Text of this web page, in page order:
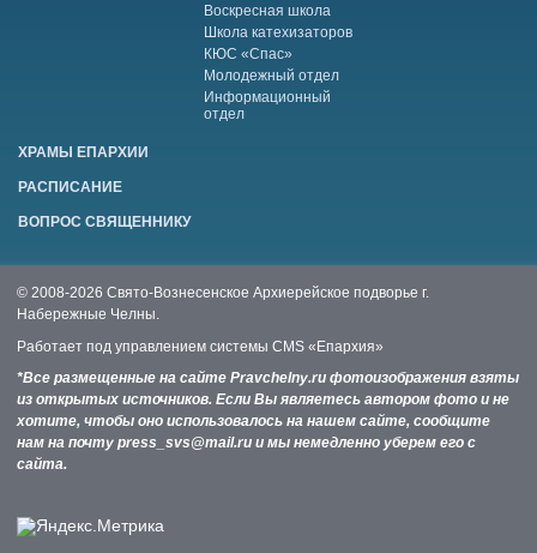
Воскресная школа
Школа катехизаторов
КЮС «Спас»
Молодежный отдел
Информационный
отдел
ХРАМЫ ЕПАРХИИ
РАСПИСАНИЕ
ВОПРОС СВЯЩЕННИКУ
© 2008-2026 Свято-Вознесенское Архиерейское подворье г.
Набережные Челны.
Работает под управлением системы CMS «Епархия»
*Все размещенные на сайте Pravchelny.ru фотоизображения взяты
из открытых источников. Если Вы являетесь автором фото и не
хотите, чтобы оно использовалось на нашем сайте, сообщите
нам на почту press_svs@mail.ru и мы немедленно уберем его с
сайта.